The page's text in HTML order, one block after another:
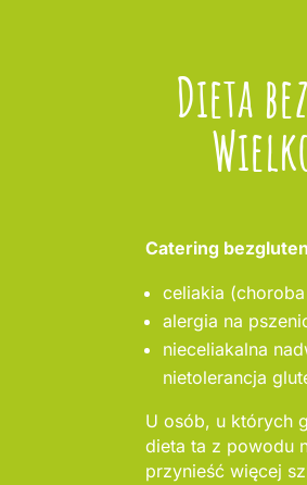
Dieta
Catering
celiakia
alergia na
nieceliakalna
nietolerancja
U osób, u których
dieta ta z powodu
przynieść więcej